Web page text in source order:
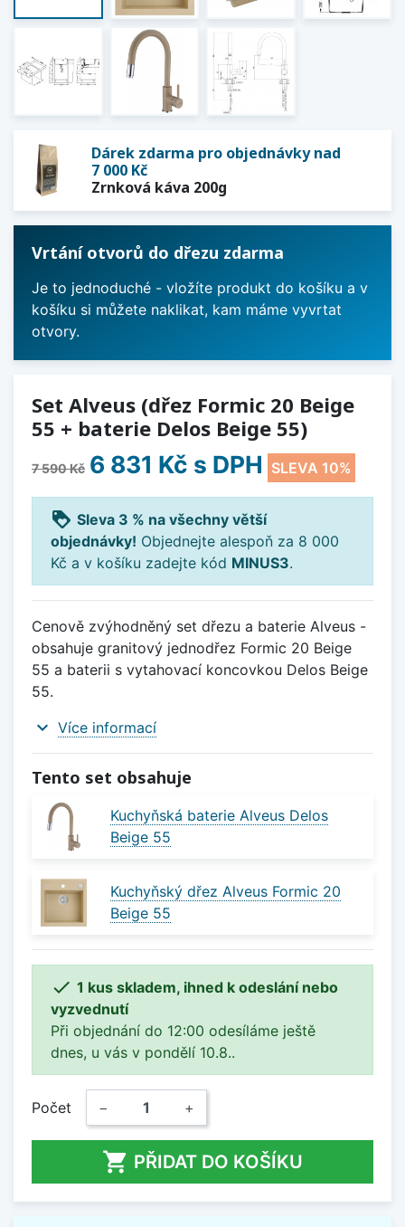
Dárek zdarma pro objednávky nad
7 000 Kč
Zrnková káva 200g
Vrtání otvorů do dřezu zdarma
Je to jednoduché - vložíte produkt do košíku a v
košíku si můžete naklikat, kam máme vyvrtat
otvory.
Set Alveus (dřez Formic 20 Beige
55 + baterie Delos Beige 55)
7 590 Kč 6 831 Kč s DPH SLEVA 10%
loyalty Sleva 3 % na všechny větší
objednávky! Objednejte alespoň za 8 000
Kč a v košíku zadejte kód MINUS3.
Cenově zvýhodněný set dřezu a baterie Alveus -
obsahuje granitový jednodřez Formic 20 Beige
55 a baterii s vytahovací koncovkou Delos Beige
55.
expand_more Více informací
Tento set obsahuje
Kuchyňská baterie Alveus Delos
Beige 55
Kuchyňský dřez Alveus Formic 20
Beige 55
 1 kus skladem, ihned k odeslání nebo
vyzvednutí
Při objednání do 12:00 odesíláme ještě
dnes, u vás v pondělí 10.8..
Počet − +
 PŘIDAT DO KOŠÍKU